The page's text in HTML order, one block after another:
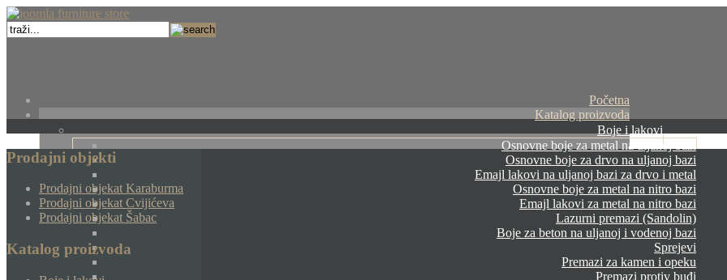
Početna
Katalog proizvoda
Boje i lakovi
Osnovne boje za metal na uljanoj bazi
Osnovne boje za drvo na uljanoj bazi
Emajl lakovi na uljanoj bazi za drvo i metal
Osnovne boje za metal na nitro bazi
Emajl lakovi za metal na nitro bazi
Lazurni premazi (Sandolin)
Boje za beton na uljanoj i vodenoj bazi
Sprejevi
Premazi za kamen i opeku
Premazi protiv buđi
Prodajni objekti
Prodajni objekat Karaburma
Prodajni objekat Cvijićeva
Prodajni objekat Šabac
Katalog proizvoda